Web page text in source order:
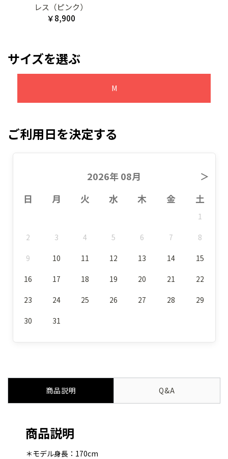
レス（ピンク）
￥8,900
サイズを選ぶ
M
ご利用日を決定する
2026年 08月
＞
日
月 火 水 木 金 土
1
2 3 4 5 6 7 8
9 10 11 12 13 14 15
16 17 18 19 20 21 22
23 24 25 26 27 28 29
30 31
商品説明 Q&A
商品説明
＊モデル身長：170cm